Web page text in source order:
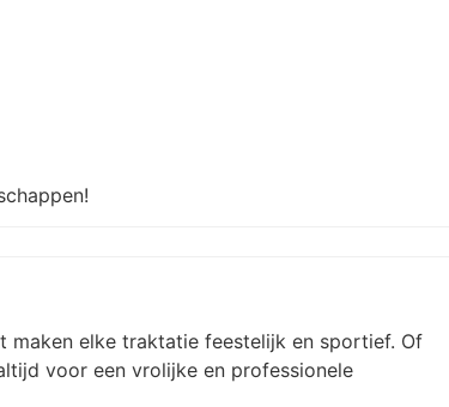
maken elke traktatie feestelijk en sportief. Of
voor een vrolijke en professionele